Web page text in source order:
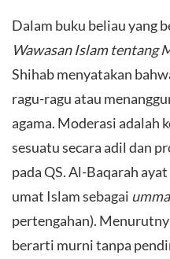
​Dalam buku beliau yang
Wawasan Islam tentang
Shihab menyatakan
ragu-ragu atau
agama. Moderasi adalah
sesuatu secara adil dan
pada QS. Al-Baqarah
umat Islam sebagai
pertengahan).
berarti murni tanpa